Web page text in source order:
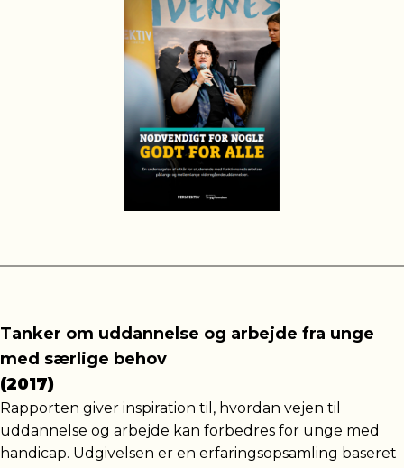
Tanker om uddannelse og arbejde fra unge
med særlige behov
(2017)
Rapporten giver inspiration til, hvordan vejen til
uddannelse og arbejde kan forbedres for unge med
handicap. Udgivelsen er en erfaringsopsamling baseret